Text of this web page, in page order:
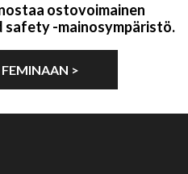
ostovoimainen
safety -mainosympäristö.
>